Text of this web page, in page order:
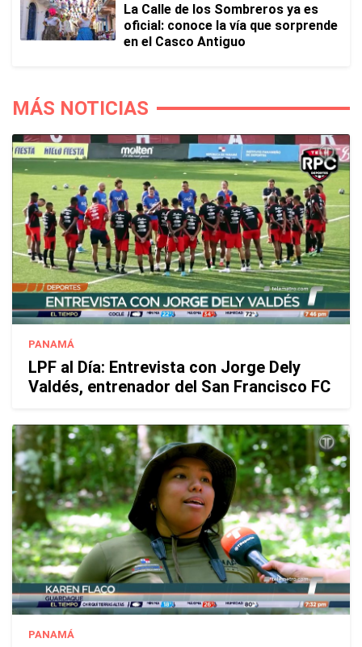
La Calle de los Sombreros ya es
oficial: conoce la vía que sorprende
en el Casco Antiguo
MÁS NOTICIAS
PANAMÁ
LPF al Día: Entrevista con Jorge Dely
Valdés, entrenador del San Francisco FC
PANAMÁ